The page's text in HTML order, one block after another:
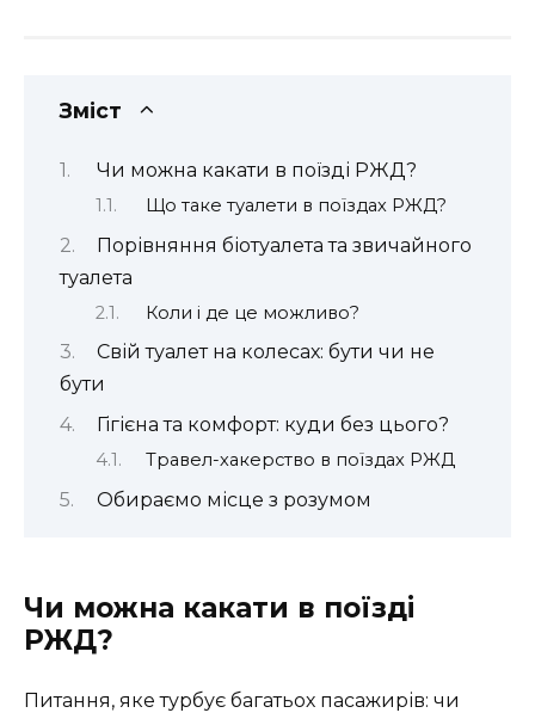
Зміст
Чи можна какати в поїзді РЖД?
Що таке туалети в поїздах РЖД?
Порівняння біотуалета та звичайного
туалета
Коли і де це можливо?
Свій туалет на колесах: бути чи не
бути
Гігієна та комфорт: куди без цього?
Травел-хакерство в поїздах РЖД
Обираємо місце з розумом
Чи можна какати в поїзді
РЖД?
Питання, яке турбує багатьох пасажирів: чи